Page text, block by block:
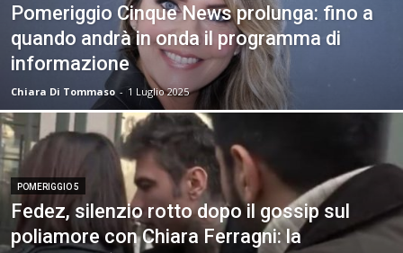
Pomeriggio Cinque News prolunga: fino a
quando andrà in onda il programma di
informazione
Chiara Di Tommaso - 1 Luglio 2025
POMERIGGIO 5
Fedez, silenzio rotto dopo il gossip sul
poliamore con Chiara Ferragni: la